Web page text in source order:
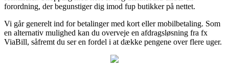
forordning, der begunstiger dig imod fup butikker på nettet.
Vi går generelt ind for betalinger med kort eller mobilbetaling. Som
en alternativ mulighed kan du overveje en afdragsløsning fra fx
ViaBill, såfremt du ser en fordel i at dække pengene over flere uger.